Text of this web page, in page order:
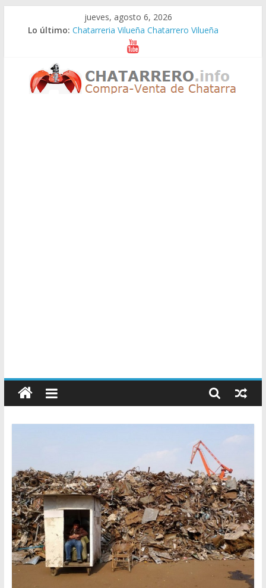
jueves, agosto 6, 2026
Lo último: Chatarreria Vilueña Chatarrero Vilueña
Chatarreria Zuera Chatarrero Zuera
Chatarreria Zaragoza Chatarrero Zaragoza
Chatarreria Zaida Chatarrero Zaida
Chatarreria Vistabella Chatarrero Vistabella
Chatarreros
–
de
Chatarra
Directorio
de
Chatarreros